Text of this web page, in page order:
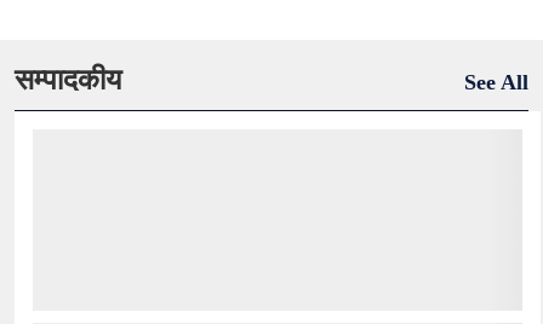
सम्पादकीय See All